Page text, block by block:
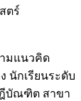
ตร์
มแนวคิด
นักเรียนระดับ
บัณฑิต สาขา